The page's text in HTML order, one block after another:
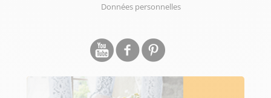
Données personnelles